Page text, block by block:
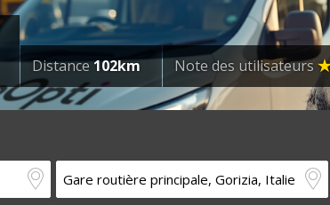
Distance102km Note des utilisateurs